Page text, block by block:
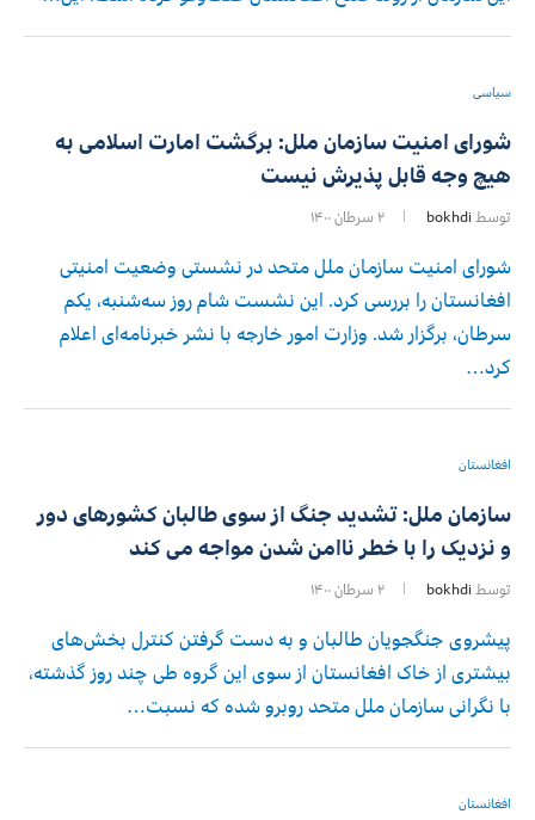
سیاسی
شورای امنیت سازمان ملل: برگشت امارت اسلامی به
هیچ وجه قابل پذیرش نیست
توسط bokhdi ۲ سرطان ۱۴۰۰
شورای امنیت سازمان ملل متحد در نشستی وضعیت امنیتی
افغانستان را بررسی کرد. این نشست شام روز سه‌شنبه، یکم
سرطان، برگزار شد. وزارت امور خارجه با نشر خبرنامه‌ای اعلام
کرد…
افغانستان
سازمان ملل: تشدید جنگ از سوی طالبان کشورهای دور
و نزدیک را با خطر ناامن شدن مواجه می کند
توسط bokhdi ۲ سرطان ۱۴۰۰
پیشروی جنگجویان طالبان و به دست گرفتن کنترل بخش‌های
بیشتری از خاک افغانستان از سوی این گروه طی چند روز گذشته،
با نگرانی سازمان ملل متحد روبرو شده که نسبت…
افغانستان